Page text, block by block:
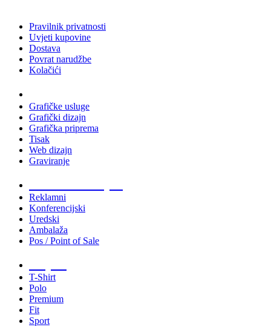
Pravilnik privatnosti
Uvjeti kupovine
Dostava
Povrat narudžbe
Kolačići
Grafičke usluge
Grafički dizajn
Grafička priprema
Tisak
Web dizajn
Graviranje
Reklamni
Konferencijski
Uredski
Ambalaža
Pos / Point of Sale
T-Shirt
Polo
Premium
Fit
Sport